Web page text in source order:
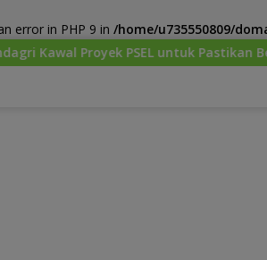
error in PHP 9 in /home/u735550809/
untuk Pastikan Bersih Korupsi dan